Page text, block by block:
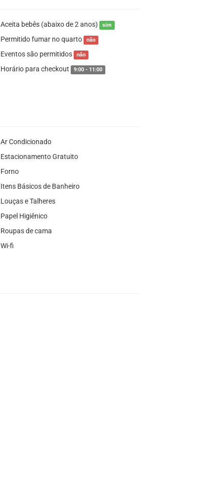
Aceita bebês (abaixo de 2 anos) sim
Permitido fumar no quarto não
Eventos são permitidos não
Horário para checkout 9:00 - 11:00
Ar Condicionado
Estacionamento Gratuito
Forno
Itens Básicos de Banheiro
Louças e Talheres
Papel Higiênico
Roupas de cama
Wi-fi